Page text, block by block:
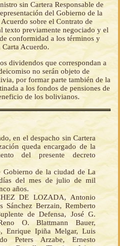
sin Cartera Responsable de
del Gobierno de la
sobre el Contrato de
texto previamente negociado y el
conformidad a los términos y
Acuerdo.
dividendos que correspondan a
no serán objeto de
por formar parte también de la
a los fondos de pensiones de
de los bolivianos.
en el despacho sin Cartera
queda encargado de la
del presente decreto
Gobierno de la ciudad de La
del mes de julio de mil
años.
DE LOZADA, Antonio
Sánchez Berzain, Remberto
de Defensa, José G.
O. Blattmann Bauer,
Enrique Ipiña Melgar, Luis
Peters Arzabe, Ernesto